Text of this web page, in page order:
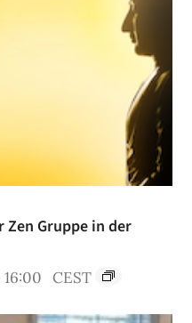
Gruppe in der
16:00 CEST